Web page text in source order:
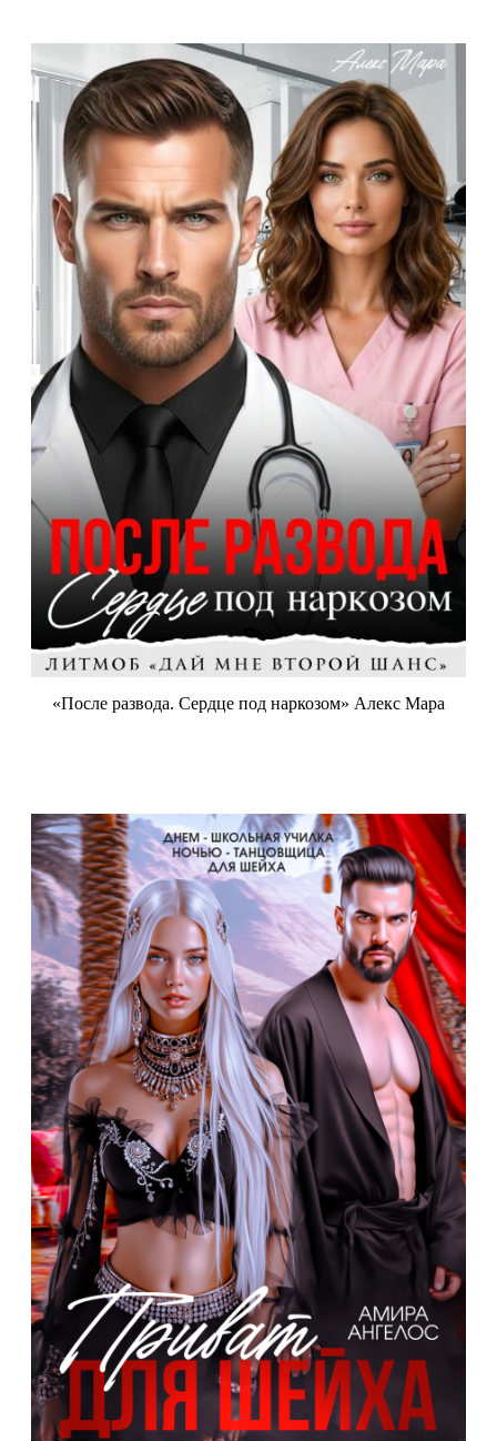
«После развода. Сердце под наркозом» Алекс Мара